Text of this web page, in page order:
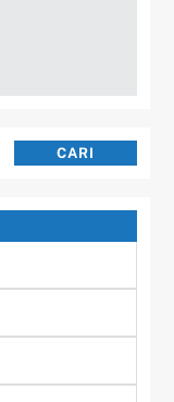
CARI